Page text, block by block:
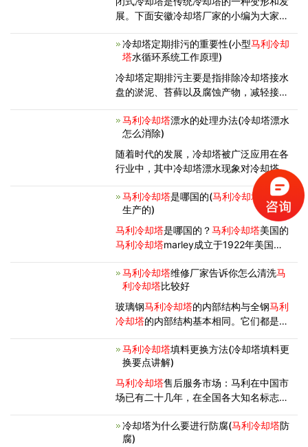
展。下面安徽冷却塔厂家的小编为大家介
助到大家。 1、冷却塔安装位置的选择 闭
式冷却塔适宜安装在防雨棚内或与外界环
境有良好通风条件的室
冷却塔定期排污的重要性(小型马利冷却
塔水循环系统工作原理)
冷却塔定期排污主要是指排除冷却塔接水
盘的淤泥、苔藓以及腐蚀产物，减轻接水
循环水秽浊率，强化冷却塔制冷效
果。 对于使用地下水或者自来水为主
的用户，由于循环水介质硬度比较高，所
以
马利冷却塔漂水的处理办法(冷却塔漂水
怎么消除)
随着时代的发展，冷却塔被广泛应用在各
行业中，其中冷却塔漂水现象对冷却塔运
行的自身安全和周围设备环境的安全性有
很大的影响。关于冷却塔漂水的严重现
象，其处理的方法如下： 1、添加冷
却塔收水器或许挡水板，能够有用的
马利冷却塔是哪国的(马利冷却塔
是哪里
生产的)
马利冷却塔是哪国的？马利冷却塔美国的
马利冷却塔marley成立于1922年美国堪
集团重要的一员。斯必克集团是一家年销
售收入50亿美元，提供多元化服务的跨
国集团公司。通过遍及网络上的
马利冷却塔维修厂家告诉你怎么清洗马
利冷却塔比较好
玻璃钢马利冷却塔的内部结构与全钢马利
冷却塔的内部结构基本相同。它们都是循
理基本相同。从马利冷却塔的形状可分为
圆形马利冷却塔
上可分为开式 马利冷却塔
马利冷却塔填料更换方法(冷却塔填料更
换要点讲解)
马利冷却塔售后服务市场：马利在中国市
场已有二十几年，在全国各大知名标志性
使用寿命是15年左右，因此大量冷却塔都
进入升级改造市场。比如更换冷却塔填
冷却塔为什么要进行防腐(马利冷却塔防
腐)